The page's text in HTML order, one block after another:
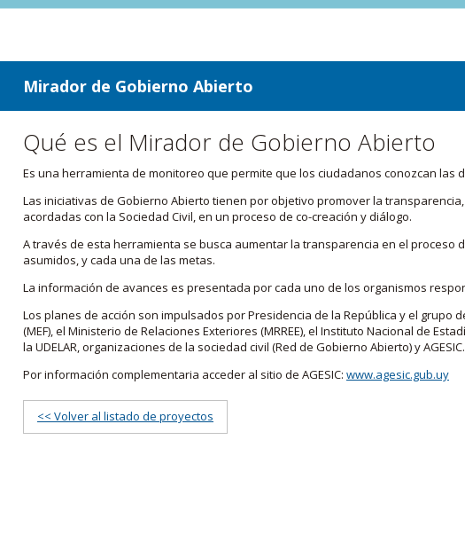
ir a contenido
ir al menú
Mirador de Gobierno Abierto
Qué es el Mirador de Gobierno Abierto
Es una herramienta de monitoreo que permite que los ciudadanos conozcan
Las iniciativas de Gobierno Abierto tienen por objetivo promover la
acordadas con la Sociedad Civil, en un proceso de co-creación y diálogo.
A través de esta herramienta se busca aumentar la transparencia en el proceso
asumidos, y cada una de las metas.
La información de avances es presentada por cada uno de los organismos
Los planes de acción son impulsados por Presidencia de la República y el
(MEF), el Ministerio de Relaciones Exteriores (MRREE), el Instituto Nacional de
la UDELAR, organizaciones de la sociedad civil (Red de Gobierno Abierto) y AGESIC.
Por información complementaria acceder al sitio de AGESIC: www.agesic.gub.uy
<< Volver al listado de proyectos